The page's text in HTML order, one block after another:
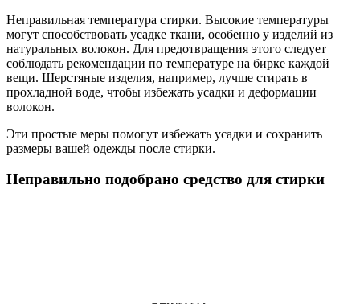
Неправильная температура стирки. Высокие температуры
могут способствовать усадке ткани, особенно у изделий из
натуральных волокон. Для предотвращения этого следует
соблюдать рекомендации по температуре на бирке каждой
вещи. Шерстяные изделия, например, лучше стирать в
прохладной воде, чтобы избежать усадки и деформации
волокон.
Эти простые меры помогут избежать усадки и сохранить
размеры вашей одежды после стирки.
Неправильно подобрано средство для стирки